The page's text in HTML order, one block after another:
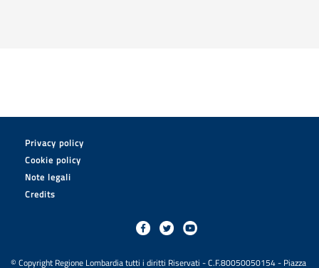
Privacy policy
Cookie policy
Note legali
Credits
© Copyright Regione Lombardia tutti i diritti Riservati - C.F.80050050154 - Piazza